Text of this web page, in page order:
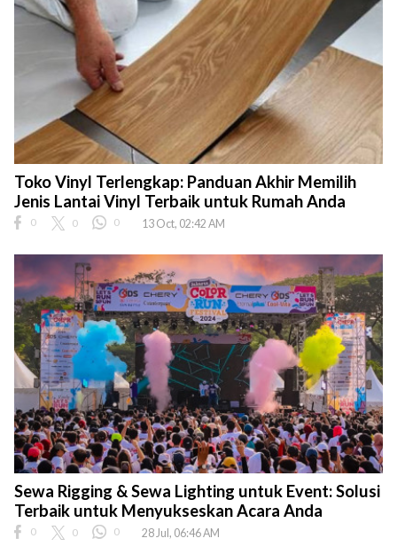
Toko Vinyl Terlengkap: Panduan Akhir Memilih
Jenis Lantai Vinyl Terbaik untuk Rumah Anda
0 0 0 13 Oct, 02:42 AM
Sewa Rigging & Sewa Lighting untuk Event: Solusi
Terbaik untuk Menyukseskan Acara Anda
0 0 0 28 Jul, 06:46 AM